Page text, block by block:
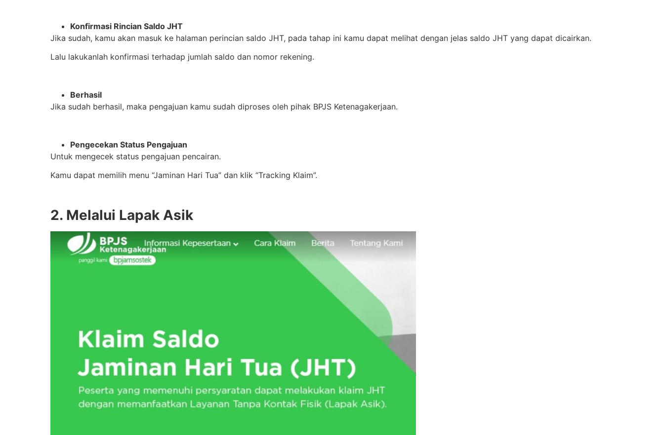
Konfirmasi Rincian Saldo JHT
Jika sudah, kamu akan masuk ke halaman perincian saldo JHT, pada tahap ini kamu dapat melihat dengan jelas saldo JHT yang dapat dicairkan.
Lalu lakukanlah konfirmasi terhadap jumlah saldo dan nomor rekening.
Berhasil
Jika sudah berhasil, maka pengajuan kamu sudah diproses oleh pihak BPJS Ketenagakerjaan.
Pengecekan Status Pengajuan
Untuk mengecek status pengajuan pencairan.
Kamu dapat memilih menu “Jaminan Hari Tua” dan klik “Tracking Klaim”.
2. Melalui Lapak Asik